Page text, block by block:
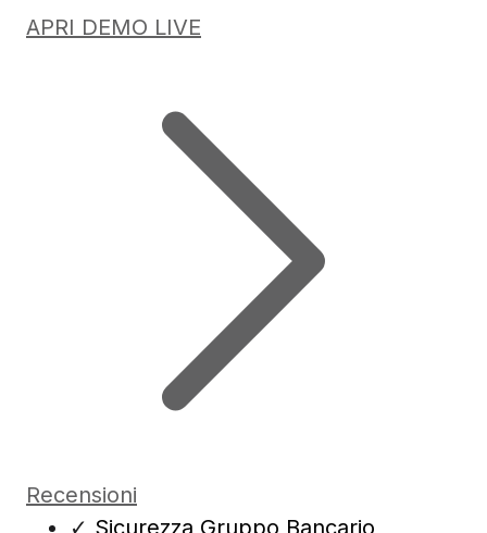
APRI DEMO LIVE
Recensioni
✓ Sicurezza Gruppo Bancario